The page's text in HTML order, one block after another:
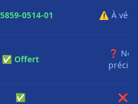
0514-01 ⚠️ À
✅ Offert
❓ Non
précisé
✅
❌